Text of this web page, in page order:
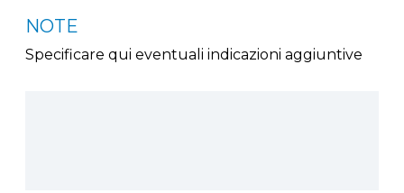
NOTE
Specificare qui eventuali indicazioni aggiuntive